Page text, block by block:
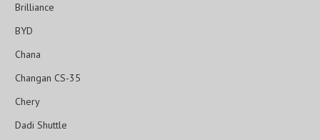
Brilliance
BYD
Chana
Changan CS-35
Chery
Dadi Shuttle